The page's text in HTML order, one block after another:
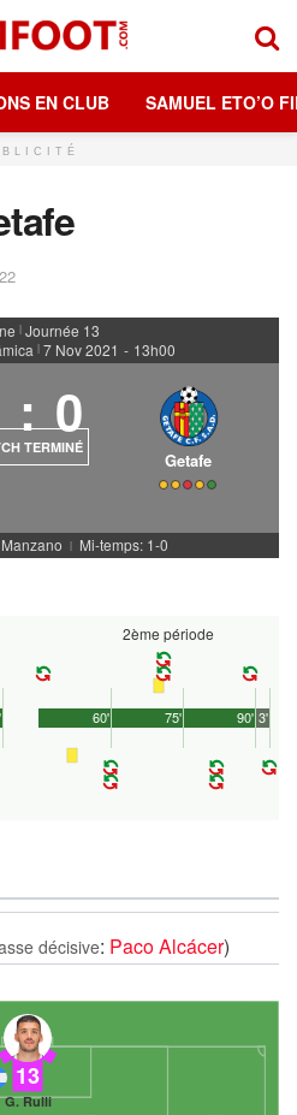
EN CLUB SAMUEL ETO’O
| Journée 13
| 7 Nov 2021 - 13h00
: 0
TERMINÉ
Getafe
| Mi-temps: 1-0
2ème période
90'
60' 75' 3'
décisive: Paco Alcácer)
13
G. Rulli